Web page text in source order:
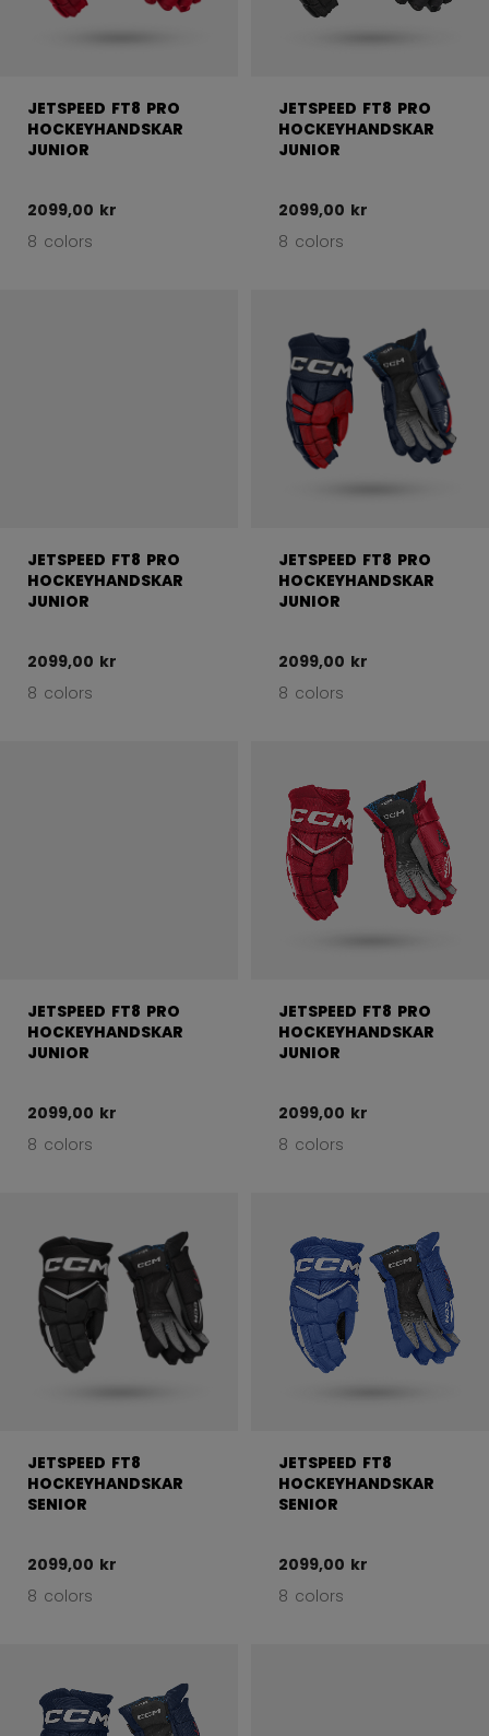
JETSPEED FT8 PRO
HOCKEYHANDSKAR
JUNIOR
2099,00 kr
8 colors
JETSPEED FT8 PRO
HOCKEYHANDSKAR
JUNIOR
2099,00 kr
8 colors
JETSPEED FT8 PRO
HOCKEYHANDSKAR
JUNIOR
2099,00 kr
8 colors
JETSPEED FT8 PRO
HOCKEYHANDSKAR
JUNIOR
2099,00 kr
8 colors
JETSPEED FT8 PRO
HOCKEYHANDSKAR
JUNIOR
2099,00 kr
8 colors
JETSPEED FT8 PRO
HOCKEYHANDSKAR
JUNIOR
2099,00 kr
8 colors
JETSPEED FT8
HOCKEYHANDSKAR
SENIOR
2099,00 kr
8 colors
JETSPEED FT8
HOCKEYHANDSKAR
SENIOR
2099,00 kr
8 colors